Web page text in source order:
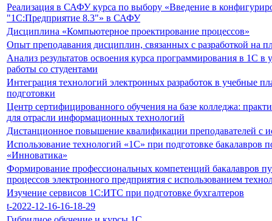
Реализация в САФУ курса по выбору «Введение в
"1С:Предприятие 8.3"» в САФУ
Дисциплина «Компьютерное проектирование процессов»
Опыт преподавания дисциплин, связанных с разработкой на
Анализ результатов освоения курса программирования в 1С
работы со студентами
Интеграция технологий электронных разработок в учебные
подготовки
Центр сертифицированного обучения на базе колледжа:
для отрасли информационных технологий
Дистанционное повышение квалификации преподавателей с
Использование технологий «1С» при подготовке бакалавров
«Инноватика»
Формирование профессиональных компетенций бакалавров
процессов электронного предприятия с использованием
Изучение сервисов 1С:ИТС при подготовке бухгалтеров
t-2022-12-16-16-18-29